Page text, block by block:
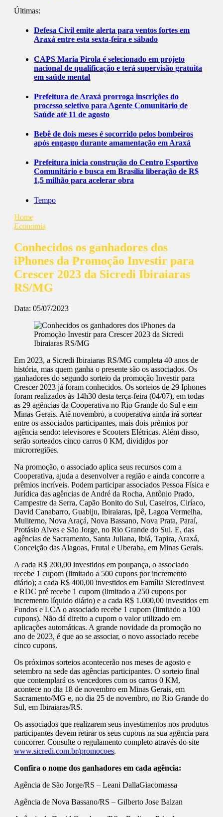
Últimas:
Defesa Civil emite alerta para ventos fortes em
Araxá entre esta sexta-feira e sábado
CAPS Maria Pirola é selecionado em projeto
nacional de qualificação e terá supervisão gratuita
em saúde mental
Prefeitura de Araxá prorroga inscrições do
processo seletivo para Agente Comunitário de
Saúde até 11 de agosto
Bebê de dois meses é socorrido pelos bombeiros
após engasgo durante amamentação em Araxá
Prefeitura inicia construção do Centro Esportivo
Comunitário e busca em Brasília liberação de R$
1,5 milhão para acelerar obra
Tempo
Home
Economia
Conhecidos os ganhadores dos
iPhones da Promoção Investir para
Crescer 2023 da Sicredi Ibiraiaras
RS/MG
Data: 05/07/2023
Em 2023, a Sicredi Ibiraiaras RS/MG completa 40 anos de
história, mas quem ganha o presente são os associados. Os
ganhadores do segundo sorteio da promoção Investir para
Crescer 2023 já foram conhecidos. Os sorteios de 29 Iphones
foram realizados às 14h30 desta terça-feira (04/07), em todas
as 29 agências da Cooperativa no Rio Grande do Sul e em
Minas Gerais. Até novembro, a cooperativa ainda irá sortear
entre os associados participantes, mais dois prêmios por
agência sendo: televisores e Scooters Elétricas. Além disso,
serão sorteados cinco carros 0 KM, divididos por
microrregiões.
Na promoção, o associado aplica seus recursos com a
Cooperativa, ajuda a desenvolver a região e ainda concorre a
prêmios incríveis. Podem participar associados Pessoa Física e
Jurídica das agências de André da Rocha, Antônio Prado,
Campestre da Serra, Capão Bonito do Sul, Caseiros, Ciríaco,
David Canabarro, Guabiju, Ibiraiaras, Ipê, Lagoa Vermelha,
Muliterno, Nova Araçá, Nova Bassano, Nova Prata, Paraí,
Protásio Alves e São Jorge, no Rio Grande do Sul. E, das
agências de Sacramento, Santa Juliana, Ibiá, Tapira, Araxá,
Conceição das Alagoas, Frutal e Uberaba, em Minas Gerais.
A cada R$ 200,00 investidos em poupança, o associado
recebe 1 cupom (limitado a 500 cupons por incremento
diário); a cada R$ 400,00 investidos em Família Sicredinvest
e RDC pré recebe 1 cupom (limitado a 250 cupons por
incremento líquido diário) e a cada R$ 1.000,00 investidos em
Fundos e LCA o associado recebe 1 cupom (limitado a 100
cupons). Não dá direito a cupom o valor utilizado em
aplicações automáticas. A grande novidade da promoção no
ano de 2023, é que ao se associar, o novo associado recebe
cinco cupons.
Os próximos sorteios acontecerão nos meses de agosto e
setembro na sede das agências participantes. O sorteio final
que contemplará os vencedores com os carros 0 KM,
acontece no dia 18 de novembro em Minas Gerais, em
Sacramento/MG e, no dia 25 de novembro, no Rio Grande do
Sul, em Ibiraiaras/RS.
Os associados que realizarem seus investimentos nos produtos
participantes devem retirar os seus cupons na sua agência para
concorrer. Consulte o regulamento completo através do site
www.sicredi.com.br/promocoes.
Confira o nome dos ganhadores em cada agência:
Agência de São Jorge/RS – Leani DallaGiacomassa
Agência de Nova Bassano/RS – Gilberto Jose Balzan